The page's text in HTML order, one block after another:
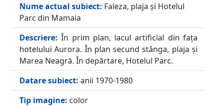
Nume actual subiect: Faleza, plaja și Hotelul
Parc din Mamaia
Descriere:În prim plan, lacul artificial din fața
hotelului Aurora. În plan secund stânga, plaja și
Marea Neagră. În depărtare, Hotelul Parc.
Datare subiect: anii 1970-1980
Tip imagine: color